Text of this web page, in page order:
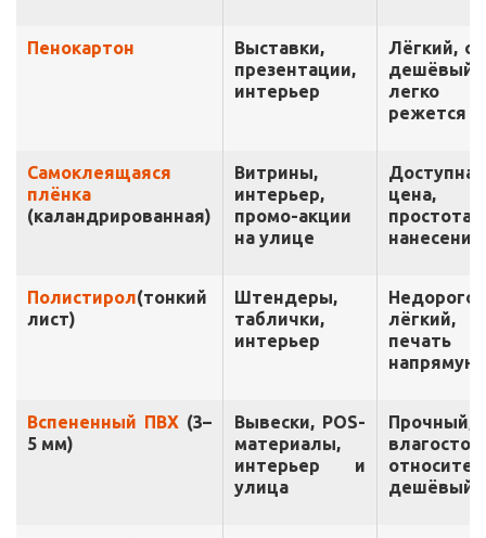
Пенокартон
Выставки,
презентации,
интерьер
Лёгкий,
дешёвый,
легко
режется
Самоклеящаяся
плёнка
(каландрированная)
Витрины,
интерьер,
промо-акции
на улице
Доступная
цена,
простота
нанесения
Полистирол(тонкий
лист)
Штендеры,
таблички,
интерьер
лёгкий,
печать
напрямую
Вспененный ПВХ (3–
5 мм)
Вывески, POS-
материалы,
интерьер и
улица
Прочный,
дешёвый